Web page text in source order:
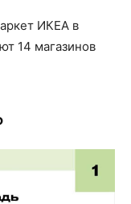
ИКЕА в
14 магазинов